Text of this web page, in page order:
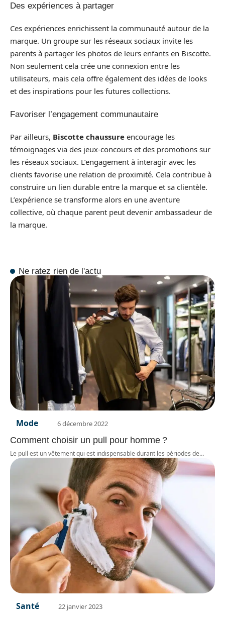
Des expériences à partager
Ces expériences enrichissent la communauté autour de la
marque. Un groupe sur les réseaux sociaux invite les
parents à partager les photos de leurs enfants en Biscotte.
Non seulement cela crée une connexion entre les
utilisateurs, mais cela offre également des idées de looks
et des inspirations pour les futures collections.
Favoriser l’engagement communautaire
Par ailleurs, Biscotte chaussure encourage les
témoignages via des jeux-concours et des promotions sur
les réseaux sociaux. L’engagement à interagir avec les
clients favorise une relation de proximité. Cela contribue à
construire un lien durable entre la marque et sa clientèle.
L’expérience se transforme alors en une aventure
collective, où chaque parent peut devenir ambassadeur de
la marque.
Ne ratez rien de l'actu
Mode 6 décembre 2022
Comment choisir un pull pour homme ?
Le pull est un vêtement qui est indispensable durant les périodes de…
Santé 22 janvier 2023